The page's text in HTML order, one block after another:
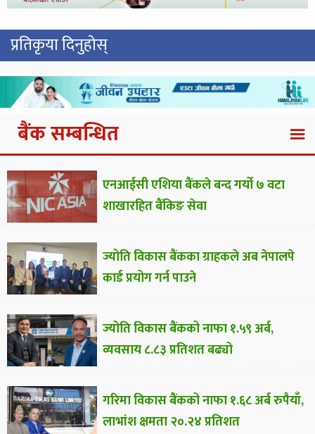
प्रतिकृया दिनुहोस्
बैंक सम्बन्धित
एनआईसी एशिया बैंकले बन्द गर्यो ७ वटा
शाखारहित बैंकिङ सेवा
ज्योति विकास बैंकका ग्राहकले अब नेपालपे
कार्ड प्रयोग गर्न पाउने
ज्योति विकास बैंकको नाफा १.५९ अर्ब,
व्यवसाय ८.८३ प्रतिशत बढ्यो
गरिमा विकास बैंकको नाफा १.६८ अर्ब रुपैयाँ,
लाभांश क्षमता २०.२४ प्रतिशत